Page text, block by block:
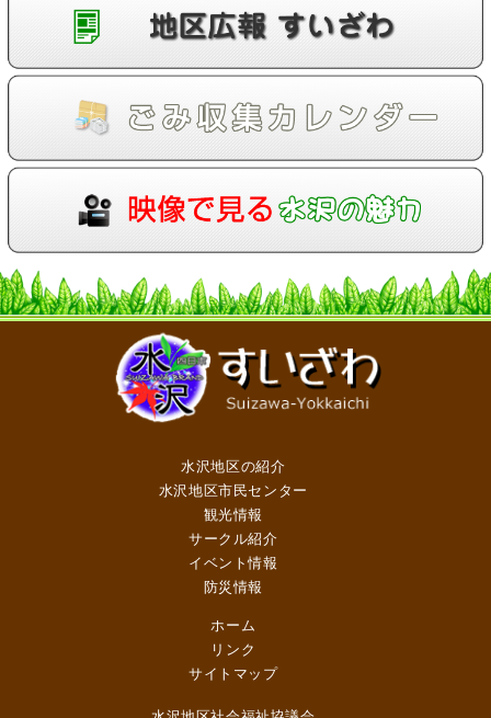
水沢地区の紹介
水沢地区市民センター
観光情報
サークル紹介
イベント情報
防災情報
ホーム
リンク
サイトマップ